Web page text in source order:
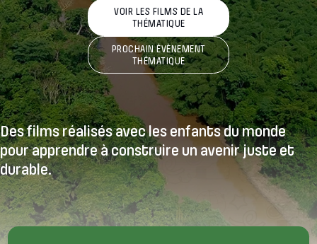
VOIR LES FILMS DE LA
THÉMATIQUE
PROCHAIN ÉVÈNEMENT
THÉMATIQUE
Des films réalisés avec les enfants du monde
pour apprendre à construire un avenirjuste et
durable.